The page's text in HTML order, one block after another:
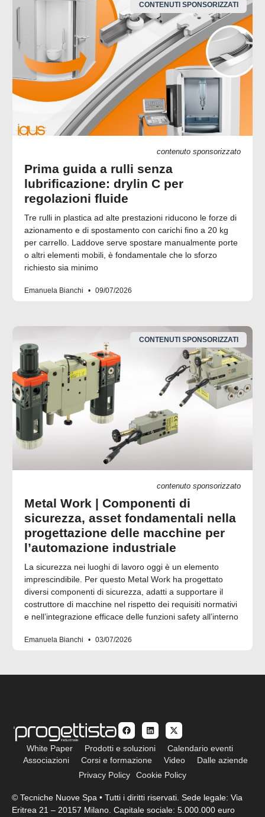
CONTENUTI SPONSORIZZATI
contenuto sponsorizzato
Prima guida a rulli senza
lubrificazione: drylin C per
regolazioni fluide
Tre rulli in plastica ad alte prestazioni riducono le forze di
azionamento e di spostamento con carichi fino a 20 kg
per carrello. Laddove serve spostare manualmente porte
o altri elementi mobili, è fondamentale che lo sforzo
richiesto sia minimo
Emanuela Bianchi 09/07/2026
CONTENUTI SPONSORIZZATI
contenuto sponsorizzato
Metal Work | Componenti di
sicurezza, asset fondamentali nella
progettazione delle macchine per
l’automazione industriale
La sicurezza nei luoghi di lavoro oggi è un elemento
imprescindibile. Per questo Metal Work ha progettato
diversi componenti di sicurezza, adatti a supportare il
costruttore di macchine nel rispetto dei requisiti normativi
e nell’integrazione efficace delle funzioni safety all’interno
Emanuela Bianchi 03/07/2026
White Paper Prodotti e soluzioni
Calendario eventi
Associazioni
Corsi e formazione Video
Dalle aziende
Privacy Policy
Cookie Policy
© Tecniche Nuove Spa • Tutti i diritti riservati. Sede legale: Via
Eritrea 21 – 20157 Milano. Capitale sociale: 5.000.000 euro